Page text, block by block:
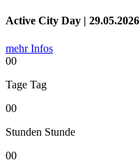
Active City Day | 29.05.2026
mehr Infos
00
Tage Tag
00
Stunden Stunde
00